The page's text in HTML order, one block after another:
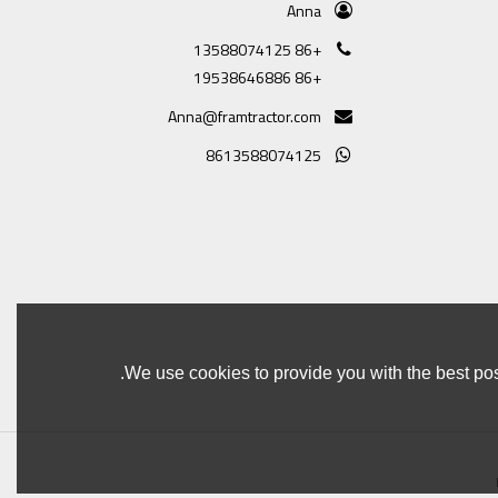
Anna
+86 13588074125
+86 19538646886
Anna@framtractor.com
8613588074125
We use cookies to provide you with the best